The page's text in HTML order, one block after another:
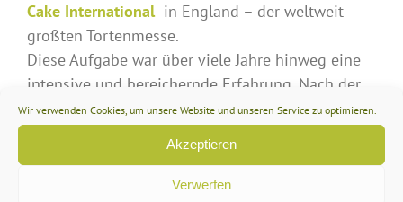
Wir verwenden Cookies, um unsere Website und unseren Service zu optimieren.
Akzeptieren
Verwerfen
Cake Internationalin England – der weltweit
größten Tortenmesse.
Diese Aufgabe war über viele Jahre hinweg eine
intensive und bereichernde Erfahrung. Nach der
Corona-Pandemie habe ich mich aus der
seither nur noch gelegentlich in dieser Funktion